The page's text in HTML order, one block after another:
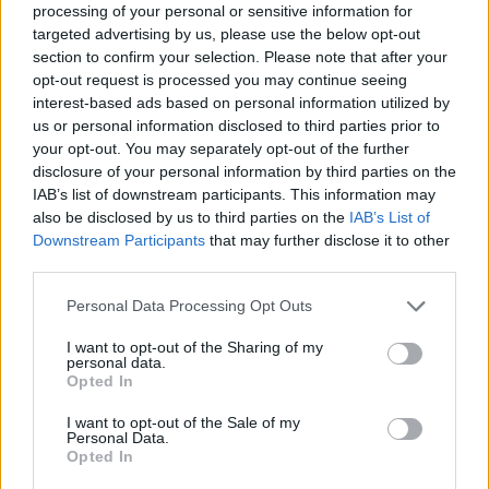
processing of your personal or sensitive information for
targeted advertising by us, please use the below opt-out
section to confirm your selection. Please note that after your
opt-out request is processed you may continue seeing
interest-based ads based on personal information utilized by
us or personal information disclosed to third parties prior to
your opt-out. You may separately opt-out of the further
disclosure of your personal information by third parties on the
IAB’s list of downstream participants. This information may
also be disclosed by us to third parties on the IAB’s List of
Downstream Participants that may further disclose it to other
Please note that this website/app uses one or more Google
not limited to your visit or usage behaviour. You may click to
grant or deny consent to Google and its third-party tags to
use your data for below specified purposes in below Google
consent section.
Personal Data Processing Opt Outs
I want to opt-out of the Sharing of my
personal data.
Opted In
I want to opt-out of the Sale of my
Personal Data.
Opted In
dismissione delle infrastrutture FiberCop.
Le misure individuate includono, per esempio, la
pianificazione delle attività nei periodi
ecologicamente meno sensibili, l’applicazione della
gerarchia di mitigazione, il contenimento del
disturbo acustico, la gestione sostenibile della
vegetazione, l’utilizzo di tecnologie a minore
impatto come le soluzioni No-Dig/Toc e l’attenzione
alla tutela di ecosistemi terrestri e marini durante le
attività operative.
L’assessment rappresenta anche un punto di
partenza per l’eventuale sviluppo di iniziative e
progettualità nature-positive, orientate non solo
alla riduzione degli impatti, ma anche alla